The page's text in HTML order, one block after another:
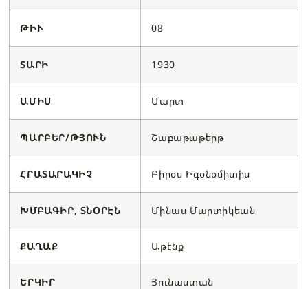
ԹԻՒ 08
ՏԱՐԻ 1930
ԱՄԻՍ Մարտ
ՊԱՐԲԵՐ/ԹՅՈՒՆ Շաբաթաթերթ
ՀՐԱՏԱՐԱԿԻՉ Բիրօս Իգօնօմիտիս
ԽՄԲԱԳԻՐ, ՏՆՕՐԷՆ Մինաս Մարտիկեան
ՔԱՂԱՔ Աթէնք
ԵՐԿԻՐ Յունաստան